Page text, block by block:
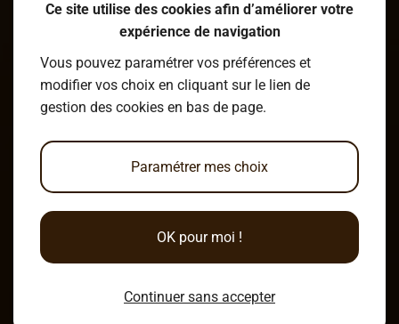
Venir au Clos du Marais !
6 Chemin du Marais
Ce site utilise des cookies afin d’améliorer votre
expérience de navigation
Vous pouvez paramétrer vos préférences et
modifier vos choix en cliquant sur le lien de
gestion des cookies en bas de page.
Paramétrer mes choix
OK pour moi !
Continuer sans accepter